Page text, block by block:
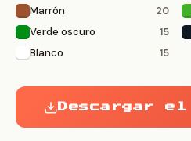
Marrón 20
Verde oscuro 15
Blanco 15
Descargar el